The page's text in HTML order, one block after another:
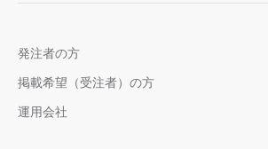
発注者の方
掲載希望（受注者）の方
運用会社